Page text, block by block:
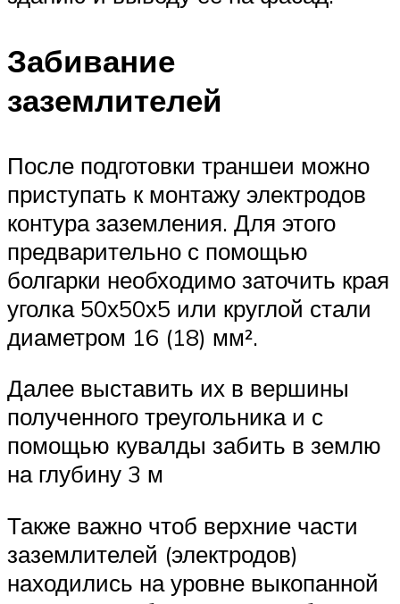
Забивание
заземлителей
После подготовки траншеи можно
приступать к монтажу электродов
контура заземления. Для этого
предварительно с помощью
болгарки необходимо заточить края
уголка 50х50х5 или круглой стали
диаметром 16 (18) мм².
Далее выставить их в вершины
полученного треугольника и с
помощью кувалды забить в землю
на глубину 3 м
Также важно чтоб верхние части
заземлителей (электродов)
находились на уровне выкопанной